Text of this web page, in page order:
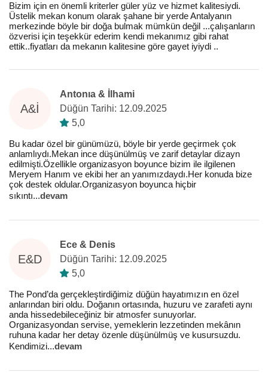
Bizim için en önemli kriterler güler yüz ve hizmet kalitesiydi.
Üstelik mekan konum olarak şahane bir yerde Antalyanın
merkezinde böyle bir doğa bulmak mümkün değil ...çalışanların
özverisi için teşekkür ederim kendi mekanımız gibi rahat
ettik..fiyatları da mekanın kalitesine göre gayet iyiydi ..
A&İ
Antonıa & İlhami
Düğün Tarihi: 12.09.2025
5,0
Bu kadar özel bir günümüzü, böyle bir yerde geçirmek çok
anlamlıydı.Mekan ince düşünülmüş ve zarif detaylar dizayn
edilmişti.Özellikle organizasyon boyunce bizim ile ilgilenen
Meryem Hanım ve ekibi her an yanımızdaydı.Her konuda bize
çok destek oldular.Organizasyon boyunca hiçbir
sıkıntı...devam
E&D
Ece & Denis
Düğün Tarihi: 12.09.2025
5,0
The Pond’da gerçekleştirdiğimiz düğün hayatımızın en özel
anlarından biri oldu. Doğanın ortasında, huzuru ve zarafeti aynı
anda hissedebileceğiniz bir atmosfer sunuyorlar.
Organizasyondan servise, yemeklerin lezzetinden mekânın
ruhuna kadar her detay özenle düşünülmüş ve kusursuzdu.
Kendimizi...devam